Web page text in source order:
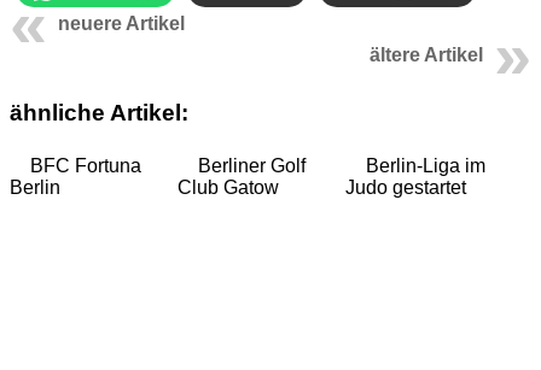
neuere Artikel
ältere Artikel
ähnliche Artikel:
BFC Fortuna
Berlin
Berliner Golf
Club Gatow
Berlin-Liga im
Judo gestartet